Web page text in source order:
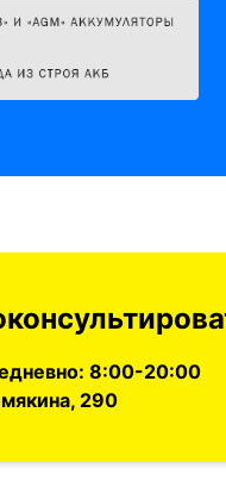
8:00-20:00
290